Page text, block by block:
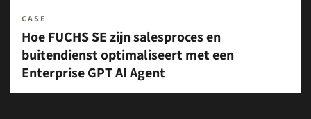
CASE
Hoe FUCHS SE zijn salesproces en
buitendienst optimaliseert met een
Enterprise GPT AI Agent